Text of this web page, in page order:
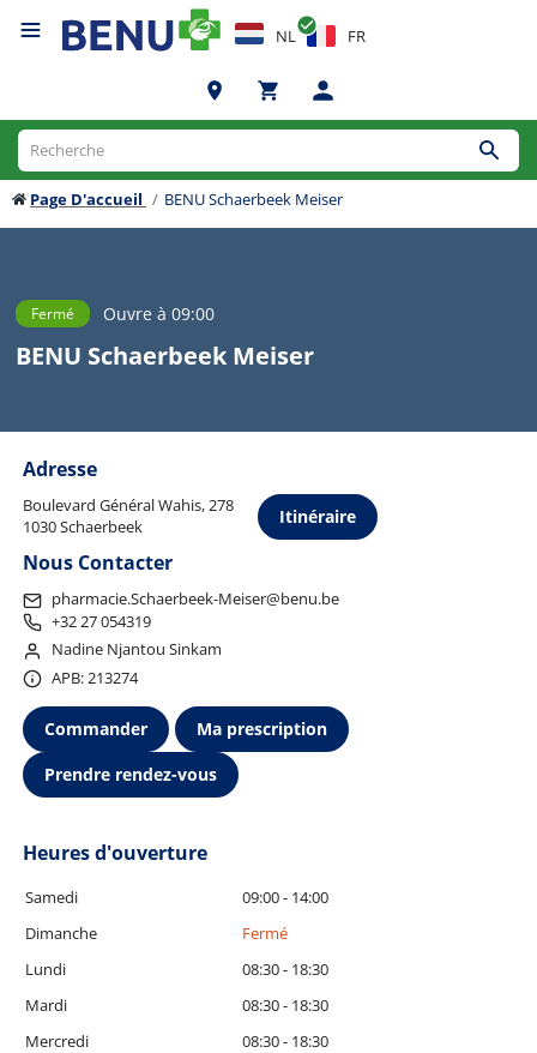
NL FR
Page D'accueil BENU Schaerbeek Meiser
BENU Schaerbeek Meiser
Fermé Ouvre à 09:00
Adresse
Boulevard Général Wahis, 278
1030 Schaerbeek
Itinéraire
Nous Contacter
pharmacie.Schaerbeek-Meiser@benu.be
+32 27 054319
Nadine Njantou Sinkam
APB: 213274
Commander
Ma prescription
Prendre rendez-vous
Heures d'ouverture
Samedi
09:00 - 14:00
Dimanche
Fermé
Lundi
08:30 - 18:30
Mardi
08:30 - 18:30
Mercredi
08:30 - 18:30